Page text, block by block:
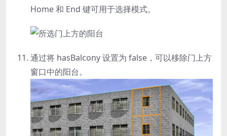
Home和 End 键可用于选择模式。
通过将 hasBalcony设置为 false，可以移除门上方
窗口中的阳台。